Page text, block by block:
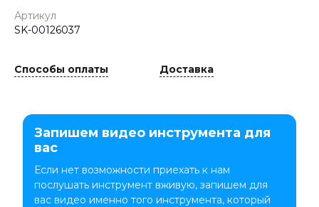
Артикул
SK-00126037
Способы оплаты Доставка
Запишем видео инструмента для
вас
Если нет возможности приехать к нам
послушать инструмент вживую, запишем для
вас видео именно того инструмента, который